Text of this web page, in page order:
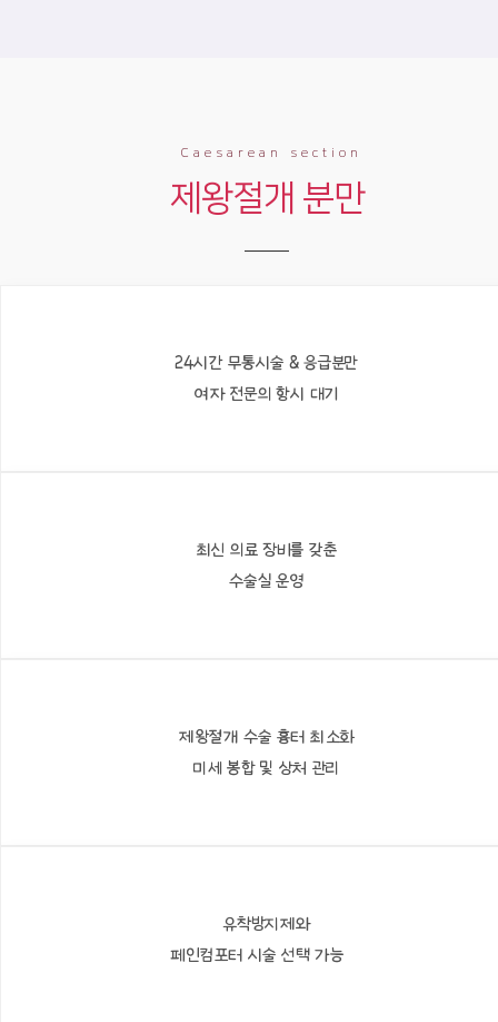
Caesarean section
제왕절개 분만
24시간 무통시술 & 응급분만
여자 전문의 항시 대기
최신 의료 장비를 갖춘
수술실 운영
제왕절개 수술 흉터 최소화
미세 봉합 및 상처 관리
유착방지제와
페인컴포터 시술 선택 가능